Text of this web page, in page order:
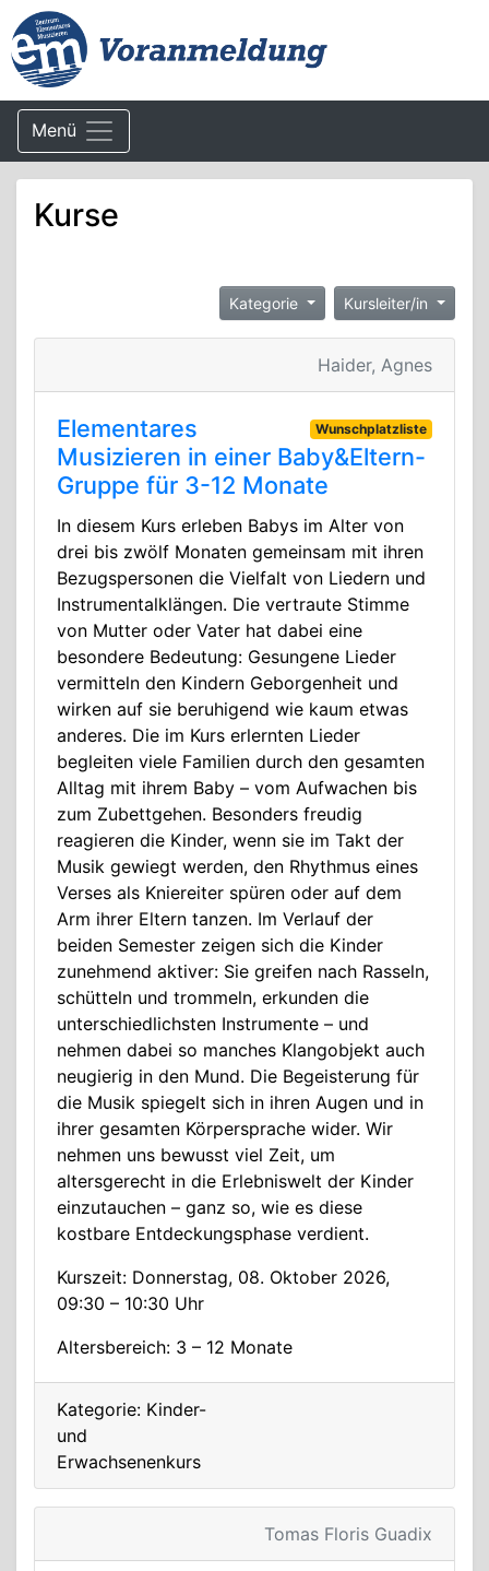
Menü
Kurse
Kategorie Kursleiter/in
Haider, Agnes
Wunschplatzliste
Elementares
Musizieren in einer Baby&Eltern-
Gruppe für 3-12 Monate
In diesem Kurs erleben Babys im Alter von
drei bis zwölf Monaten gemeinsam mit ihren
Bezugspersonen die Vielfalt von Liedern und
Instrumentalklängen. Die vertraute Stimme
von Mutter oder Vater hat dabei eine
besondere Bedeutung: Gesungene Lieder
vermitteln den Kindern Geborgenheit und
wirken auf sie beruhigend wie kaum etwas
anderes. Die im Kurs erlernten Lieder
begleiten viele Familien durch den gesamten
Alltag mit ihrem Baby – vom Aufwachen bis
zum Zubettgehen. Besonders freudig
reagieren die Kinder, wenn sie im Takt der
Musik gewiegt werden, den Rhythmus eines
Verses als Kniereiter spüren oder auf dem
Arm ihrer Eltern tanzen. Im Verlauf der
beiden Semester zeigen sich die Kinder
zunehmend aktiver: Sie greifen nach Rasseln,
schütteln und trommeln, erkunden die
unterschiedlichsten Instrumente – und
nehmen dabei so manches Klangobjekt auch
neugierig in den Mund. Die Begeisterung für
die Musik spiegelt sich in ihren Augen und in
ihrer gesamten Körpersprache wider. Wir
nehmen uns bewusst viel Zeit, um
altersgerecht in die Erlebniswelt der Kinder
einzutauchen – ganz so, wie es diese
kostbare Entdeckungsphase verdient.
Kurszeit: Donnerstag, 08. Oktober 2026,
09:30 – 10:30 Uhr
Altersbereich: 3 – 12 Monate
Kategorie: Kinder-
und
Erwachsenenkurs
Tomas Floris Guadix